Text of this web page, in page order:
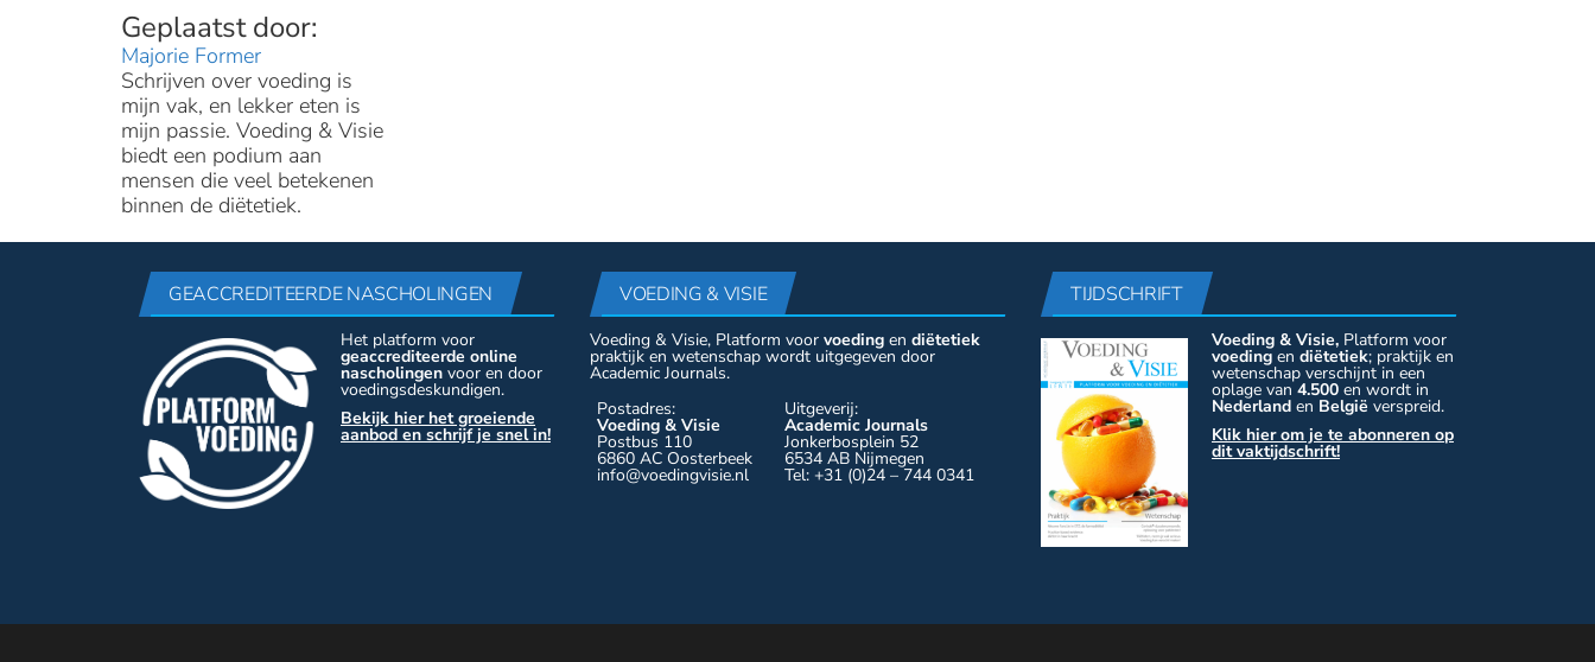
Majorie Former
Schrijven over voeding is
mijn vak, en lekker eten is
mijn passie. Voeding & Visie
biedt een podium aan
mensen die veel betekenen
binnen de diëtetiek.
GEACCREDITEERDE NASCHOLINGEN
Het platform voor
geaccrediteerde online
nascholingen voor en door
voedingsdeskundigen.
Bekijk hier het groeiende
aanbod en schrijf je snel in!
VOEDING & VISIE
Voeding & Visie, Platform voor voeding en diëtetiek
praktijk en wetenschap wordt uitgegeven door
Academic Journals.
Postadres:
Voeding & Visie
Postbus 110
6860 AC Oosterbeek
info@voedingvisie.nl
Uitgeverij:
Academic Journals
Jonkerbosplein 52
6534 AB Nijmegen
Tel: +31 (0)24 – 744 0341
TIJDSCHRIFT
Voeding & Visie, Platform voor
voeding en diëtetiek; praktijk en
wetenschap verschijnt in een
oplage van 4.500 en wordt in
Nederland en België verspreid.
Klik hier om je te abonneren op
dit vaktijdschrift!